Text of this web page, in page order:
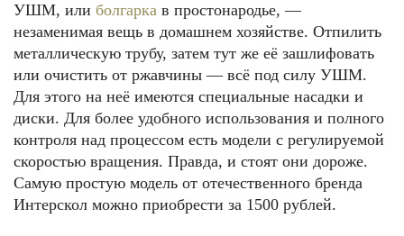
УШМ, или болгарка в простонародье, —
незаменимая вещь в домашнем хозяйстве. Отпилить
металлическую трубу, затем тут же её зашлифовать
или очистить от ржавчины — всё под силу УШМ.
Для этого на неё имеются специальные насадки и
диски. Для более удобного использования и полного
контроля над процессом есть модели с регулируемой
скоростью вращения. Правда, и стоят они дороже.
Самую простую модель от отечественного бренда
Интерскол можно приобрести за 1500 рублей.